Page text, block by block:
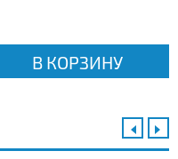
В КОРЗИНУ